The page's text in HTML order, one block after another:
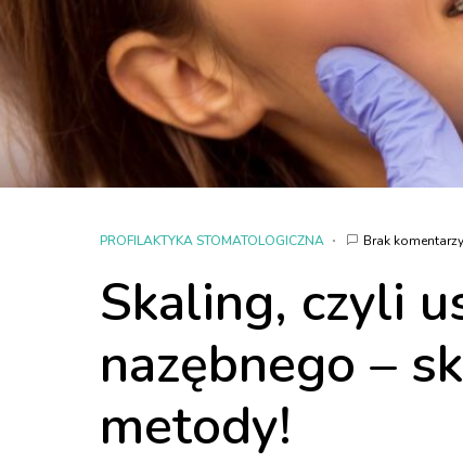
PROFILAKTYKA STOMATOLOGICZNA Brak komentarzy
Skaling, czyli
nazębnego –
metody!